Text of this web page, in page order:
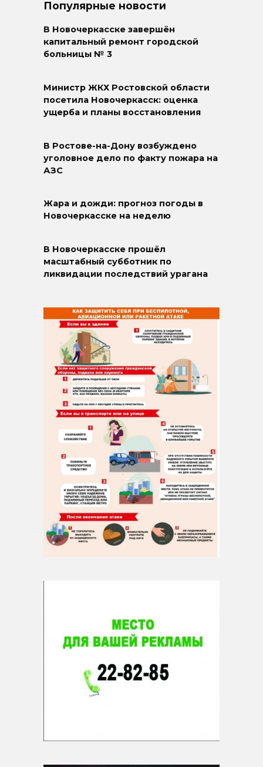
Популярные новости
В Новочеркасске завершён
капитальный ремонт городской
больницы № 3
Министр ЖКХ Ростовской области
посетила Новочеркасск: оценка
ущерба и планы восстановления
В Ростове-на-Дону возбуждено
уголовное дело по факту пожара на
АЗС
Жара и дожди: прогноз погоды в
Новочеркасске на неделю
В Новочеркасске прошёл
масштабный субботник по
ликвидации последствий урагана